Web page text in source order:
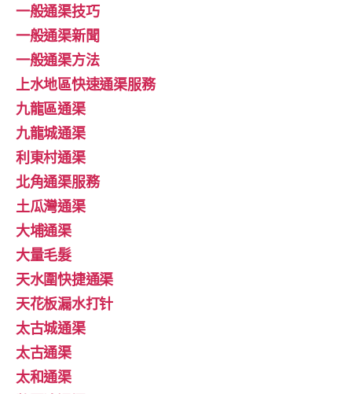
一般通渠技巧
一般通渠新聞
一般通渠方法
上水地區快速通渠服務
九龍區通渠
九龍城通渠
利東村通渠
北角通渠服務
土瓜灣通渠
大埔通渠
大量毛髮
天水圍快捷通渠
天花板漏水打针
太古城通渠
太古通渠
太和通渠